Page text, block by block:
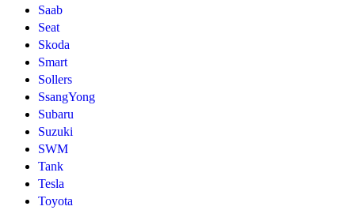
Saab
Seat
Skoda
Smart
Sollers
SsangYong
Subaru
Suzuki
SWM
Tank
Tesla
Toyota